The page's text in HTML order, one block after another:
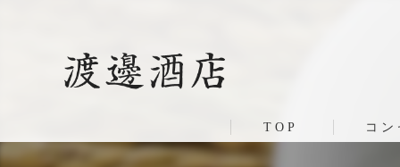
TOP コ